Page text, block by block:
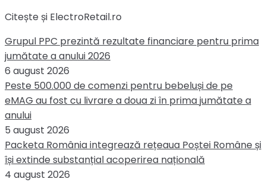
Citește și ElectroRetail.ro
Grupul PPC prezintă rezultate financiare pentru prima
jumătate a anului 2026
6 august 2026
Peste 500.000 de comenzi pentru bebeluși de pe
eMAG au fost cu livrare a doua zi în prima jumătate a
anului
5 august 2026
Packeta România integrează rețeaua Poștei Române și
își extinde substanțial acoperirea națională
4 august 2026